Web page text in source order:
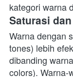
kategori warna
Saturasi
Warna dengan
tones) lebih
dibanding
colors). Warna-